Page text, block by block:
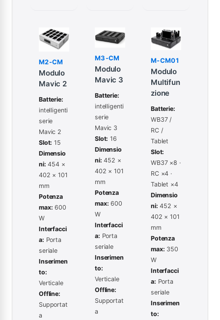
M2-CM
Modulo
Mavic 2
Batterie:
intelligenti
serie
Mavic 2
Slot: 15
Dimensio
ni: 454 ×
402 × 101
mm
Potenza
max: 600
W
Interfacci
a: Porta
seriale
Inserimen
to:
Verticale
Offline:
Supportat
a
M3-CM
Modulo
Mavic 3
Batterie:
intelligenti
serie
Mavic 3
Slot: 16
Dimensio
ni: 452 ×
402 × 101
mm
Potenza
max: 600
W
Interfacci
a: Porta
seriale
Inserimen
to:
Verticale
Offline:
Supportat
a
M-CM01
Modulo
Multifun
zione
Batterie:
WB37 /
RC /
Tablet
Slot:
WB37 ×8 ·
RC ×4 ·
Tablet ×4
Dimensio
ni: 452 ×
402 × 101
mm
Potenza
max: 350
W
Interfacci
a: Porta
seriale
Inserimen
to: